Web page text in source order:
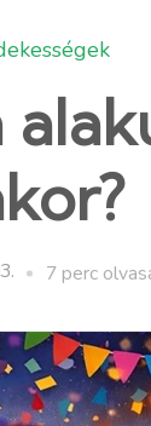
7 perc